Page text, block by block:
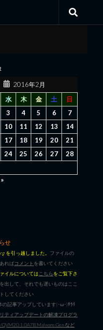
2016年2月
水 木 金 土
日
3 4 5 6
7
10 11 12 13
14
17 18 19 20
21
24 25 26 27
28
せ
を引っ越しました。 ファイルの
ればコメント を書いてください
イルについては こちらをご覧下さ
出して、それでも遅いものはここ
してください
の記事アップしています|･ω･)ﾁﾗﾘ
ティアップデートの解凍プログラ
QVM20.1.0A7B.Malware.Gen など